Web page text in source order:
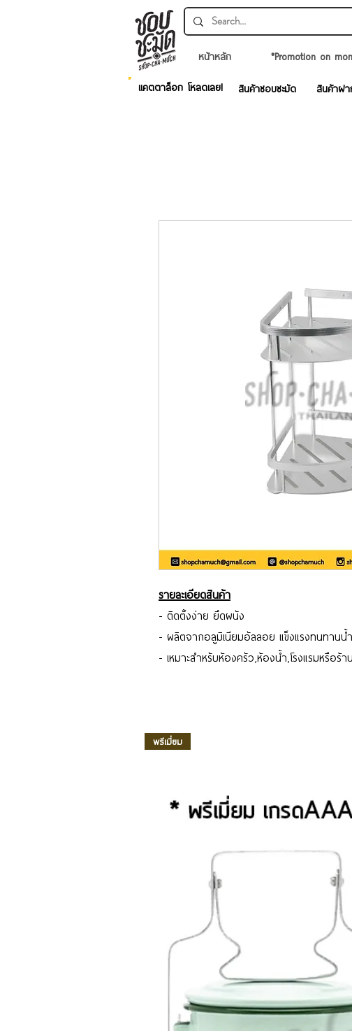
หน้าหลัก *Promotion on
สินค้าชอบชะมัด สินค้าฝา
แคตตาล็อก โหลดเลย!
รายละเอียดสินค้า
- ติดตั้งง่าย ยึดผนัง
- ผลิตจากอลูมิเนียมอัลลอย แข็งแรงทนทานน้
- เหมาะสำหรับห้องครัว,ห้องน้ำ,โรงแรมหรือร้า
พรีเมี่ยม